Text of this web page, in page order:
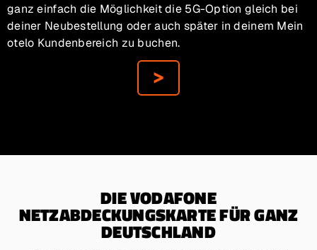
ganz einfach die Möglichkeit die 5G-Option gleich bei
deiner Neubestellung oder auch später in deinem Mein
otelo Kundenbereich zu buchen.
DIE VODAFONE
NETZABDECKUNGSKARTE FÜR GANZ
DEUTSCHLAND